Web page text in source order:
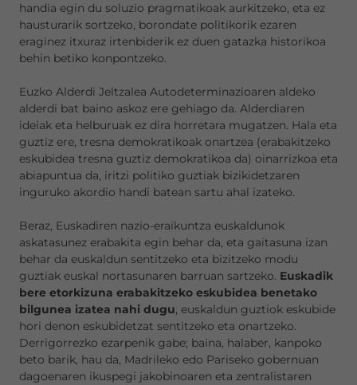
handia egin du soluzio pragmatikoak aurkitzeko, eta ez
hausturarik sortzeko, borondate politikorik ezaren
eraginez itxuraz irtenbiderik ez duen gatazka historikoa
behin betiko konpontzeko.
Euzko Alderdi Jeltzalea Autodeterminazioaren aldeko
alderdi bat baino askoz ere gehiago da. Alderdiaren
ideiak eta helburuak ez dira horretara mugatzen. Hala eta
guztiz ere, tresna demokratikoak onartzea (erabakitzeko
eskubidea tresna guztiz demokratikoa da) oinarrizkoa eta
abiapuntua da, iritzi politiko guztiak bizikidetzaren
inguruko akordio handi batean sartu ahal izateko.
Beraz, Euskadiren nazio-eraikuntza euskaldunok
askatasunez erabakita egin behar da, eta gaitasuna izan
behar da euskaldun sentitzeko eta bizitzeko modu
guztiak euskal nortasunaren barruan sartzeko. Euskadik
bere etorkizuna erabakitzeko eskubidea benetako
bilgunea izatea nahi dugu, euskaldun guztiok eskubide
hori denon eskubidetzat sentitzeko eta onartzeko.
Derrigorrezko ezarpenik gabe; baina, halaber, kanpoko
beto barik, hau da, Madrileko edo Pariseko gobernuan
dagoenaren ikuspegi jakobinoaren eta zentralistaren